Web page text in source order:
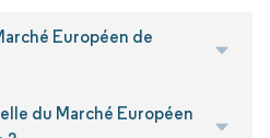
Européen de
du Marché Européen